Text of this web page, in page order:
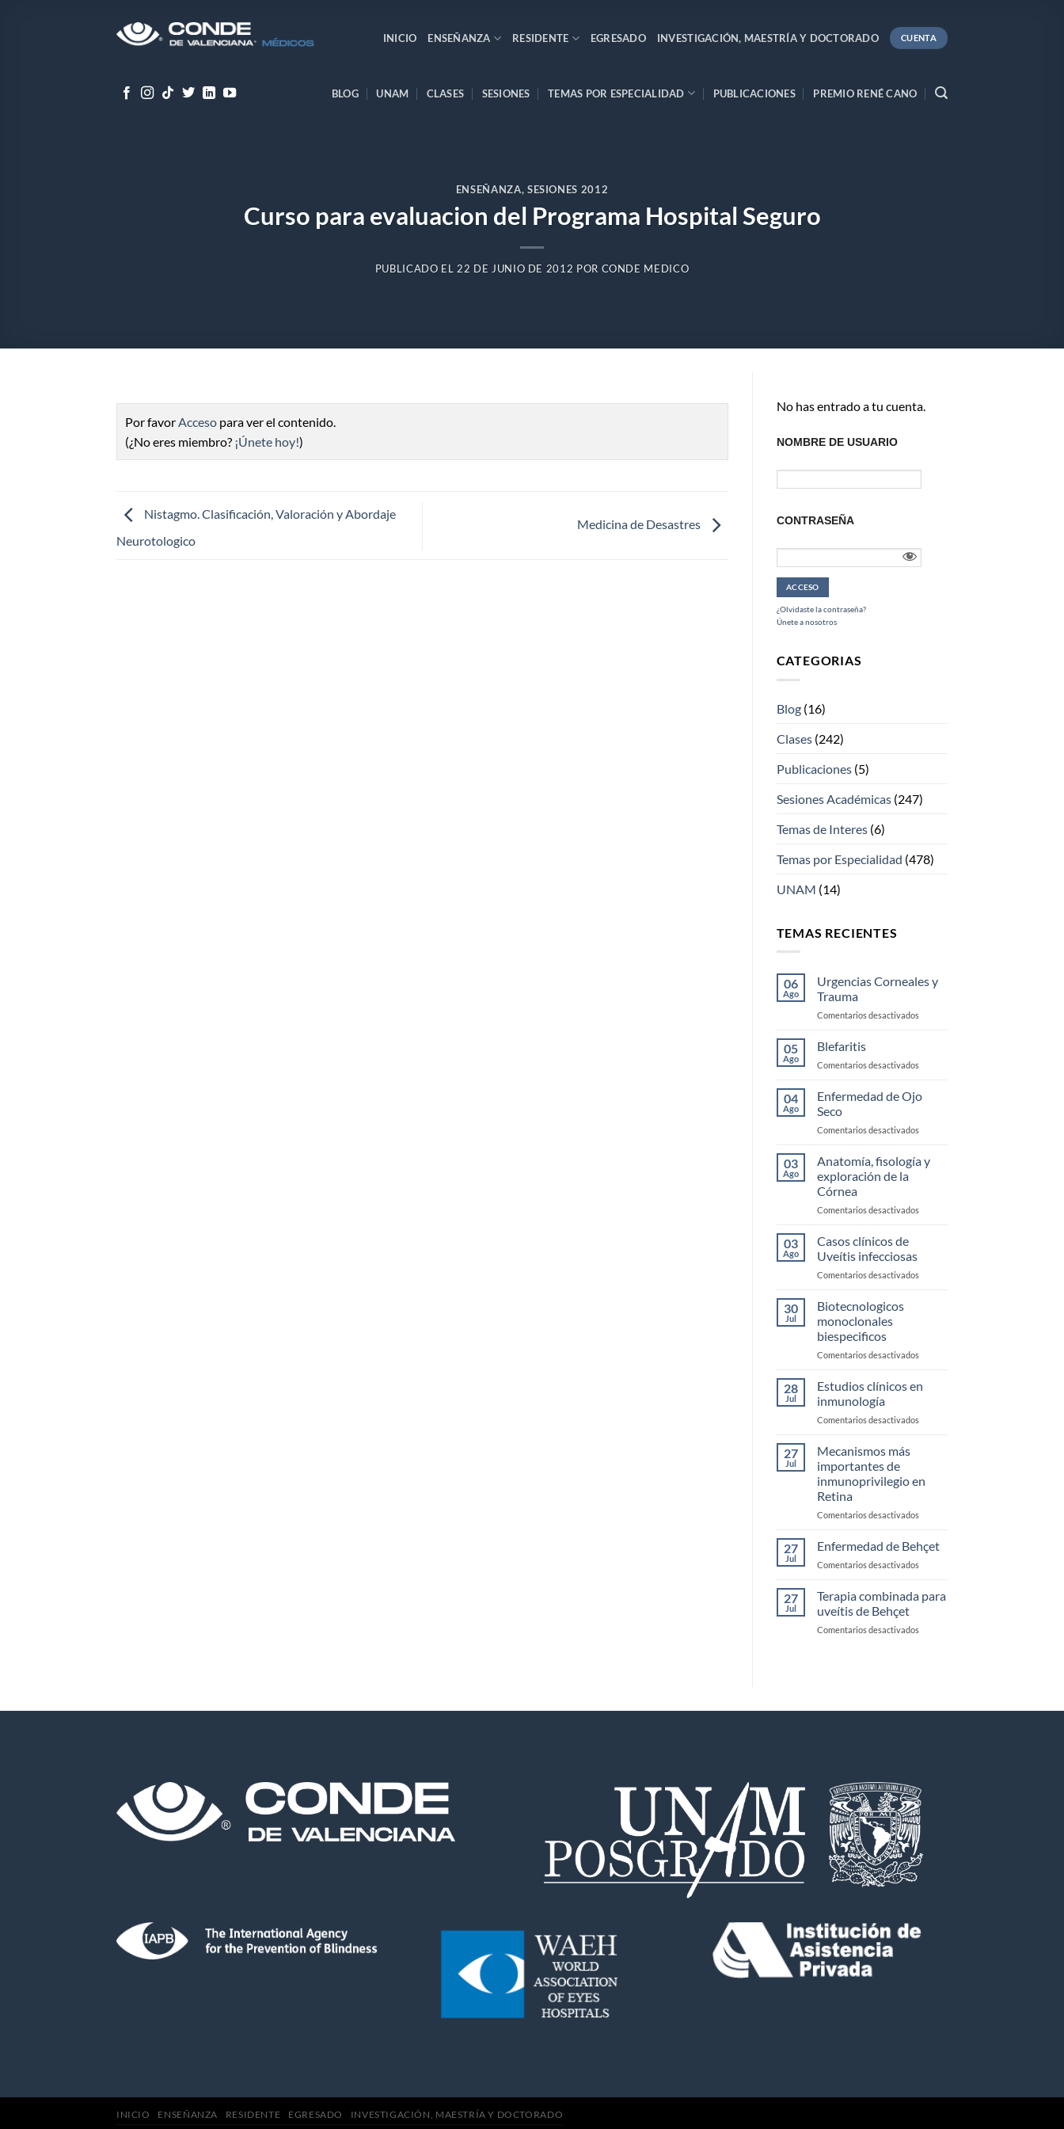
INICIO ENSEÑANZA RESIDENTE EGRESADO INVESTIGACIÓN, MAESTRÍA Y DOCTORADO CUENTA
BLOG UNAM CLASES SESIONES TEMAS POR ESPECIALIDAD PUBLICACIONES PREMIO RENÉ CANO
ENSEÑANZA, SESIONES 2012
Curso para evaluacion del Programa Hospital Seguro
PUBLICADO EL 22 DE JUNIO DE 2012 POR CONDE MEDICO
Por favorAcceso para ver el contenido.
(¿No eres miembro? ¡Únete hoy!)
Nistagmo. Clasificación, Valoración y Abordaje
Neurotologico
Medicina de Desastres
No has entrado a tu cuenta.
NOMBRE DE USUARIO
CONTRASEÑA
¿Olvidaste la contraseña?
Únete a nosotros
CATEGORIAS
Blog(16)
Clases(242)
Publicaciones(5)
Sesiones Académicas(247)
Temas de Interes(6)
Temas por Especialidad (478)
UNAM (14)
TEMAS RECIENTES
06
Ago
Urgencias Corneales y
Trauma
Comentarios desactivadosen
Trauma
05
Ago
Blefaritis
Comentarios desactivadosen
04
Ago
Enfermedad de Ojo
Seco
Comentarios desactivadosen
Ojo
03
Ago
Anatomía, fisología y
exploración de la
Córnea
Comentarios desactivadosen
de
03
Ago
Casos clínicos de
Uveítis infecciosas
Comentarios desactivadosen
30
Jul
Biotecnologicos
monoclonales
biespecificos
Comentarios desactivadosen
28
Jul
Estudios clínicos en
inmunología
Comentarios desactivadosen
27
Jul
Mecanismos más
importantes de
inmunoprivilegio en
Retina
Comentarios desactivadosen
más
importantes
de
en
27
Jul
Enfermedad de Behçet
Comentarios desactivadosen
Behçet
27
Jul
Terapia combinada para
uveítis de Behçet
Comentarios desactivadosen
Behçet
INICIO ENSEÑANZA RESIDENTE EGRESADO INVESTIGACIÓN, MAESTRÍA Y DOCTORADO